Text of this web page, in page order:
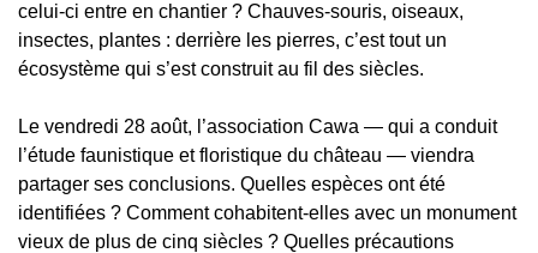
celui-ci entre en chantier ? Chauves-souris, oiseaux,
insectes, plantes : derrière les pierres, c’est tout un
écosystème qui s’est construit au fil des siècles.
Le vendredi 28 août, l’association Cawa — qui a conduit
l’étude faunistique et floristique du château — viendra
partager ses conclusions. Quelles espèces ont été
identifiées ? Comment cohabitent-elles avec un monument
vieux de plus de cinq siècles ? Quelles précautions